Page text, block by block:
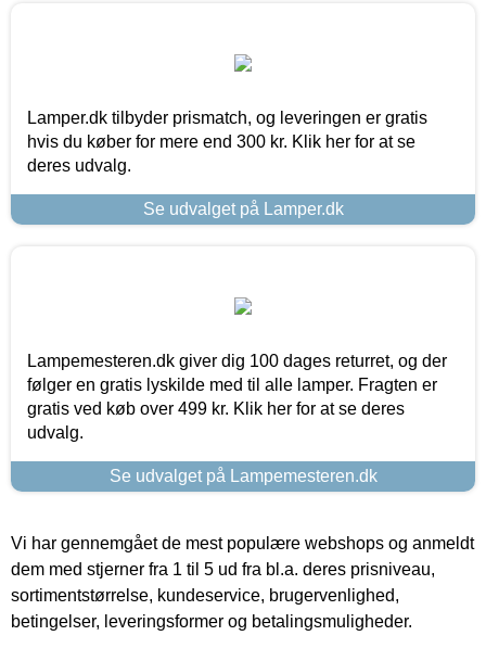
Lamper.dk tilbyder prismatch, og leveringen er gratis
hvis du køber for mere end 300 kr. Klik her for at se
deres udvalg.
Se udvalget på Lamper.dk
Lampemesteren.dk giver dig 100 dages returret, og der
følger en gratis lyskilde med til alle lamper. Fragten er
gratis ved køb over 499 kr. Klik her for at se deres
udvalg.
Se udvalget på Lampemesteren.dk
Vi har gennemgået de mest populære webshops og anmeldt
dem med stjerner fra 1 til 5 ud fra bl.a. deres prisniveau,
sortimentstørrelse, kundeservice, brugervenlighed,
betingelser, leveringsformer og betalingsmuligheder.